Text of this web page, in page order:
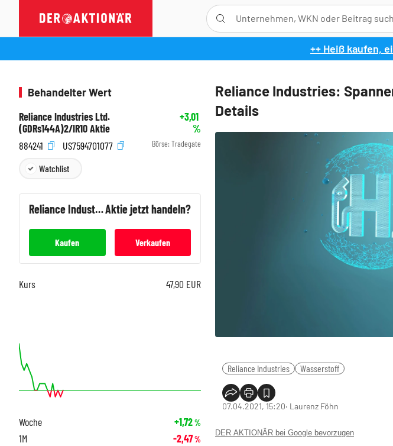
++ Heiß kaufen,
Reliance Industries:
Details
Reliance Industries Wasserstoff
07.04.2021, 15:20‧ Laurenz Föhn
DER AKTIONÄR bei Google bevorzugen
Behandelter Wert
Reliance Industries Ltd.
(GDRs144A)2/IR10 Aktie
+3,01
%
884241
US7594701077 Börse: Tradegate
Watchlist
Reliance Industries Ltd. (GDRs144A)2/IR10Aktie jetzt handeln?
Kaufen Verkaufen
Kurs 47,90 EUR
Woche +1,72%
1M -2,47%